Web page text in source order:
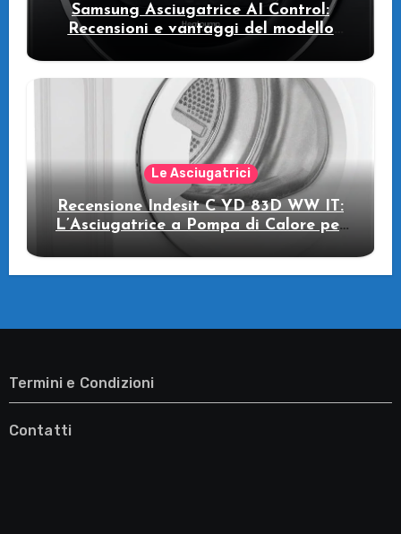
Samsung Asciugatrice AI Control:
Recensioni e vantaggi del modello
Le Asciugatrici
Recensione Indesit C YD 83D WW IT:
L’Asciugatrice a Pompa di Calore per
il Tuo Benessere
Termini e Condizioni
Contatti